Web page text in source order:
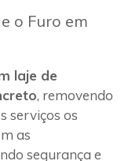
o Furo em
laje de
, removendo
serviços os
as
segurança e